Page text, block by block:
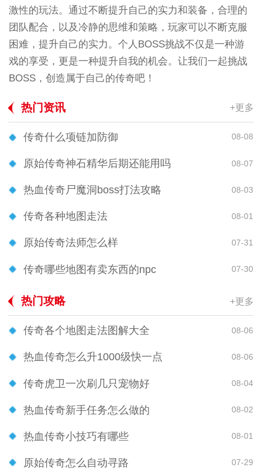
激性的玩法。通过不断提升自己的实力和装备，合理的
团队配合，以及冷静的思维和策略，玩家可以不断克服
困难，提升自己的实力。个人BOSS挑战不仅是一种游
戏的享受，更是一种提升自我的机会。让我们一起挑战
BOSS，创造属于自己的传奇吧！
热门资讯 +更多
传奇什么项链加防御 08-08
原始传奇神石精华后期还能用吗 08-07
热血传奇尸魔洞boss打法攻略 08-03
传奇各种地图走法 08-01
原始传奇法师怎么样 07-31
传奇哪些地图有卖东西的npc 07-30
热门攻略 +更多
传奇各个地图走法图解大全 08-06
热血传奇怎么升1000级快一点 08-06
传奇虎卫一次刷几只宠物好 08-04
热血传奇新手任务怎么做的 08-02
热血传奇小技巧有哪些 08-01
原始传奇怎么自动寻路 07-29